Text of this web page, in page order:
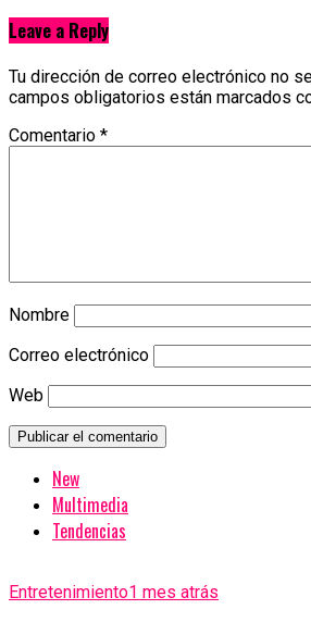
Leave a Reply
Tu dirección de correo electrónico no
campos obligatorios están marcados
Comentario *
Nombre
Correo electrónico
Web
New
Multimedia
Tendencias
Entretenimiento1 mes atrás